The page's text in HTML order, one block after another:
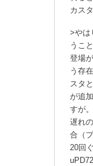
カス
>やは
うこ
登場
う存
スタ
が追
すが。
遅れ
合（
20回